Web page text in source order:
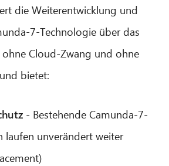
die Weiterentwicklung und
7-Technologie über das
ohne Cloud-Zwang und ohne
bietet:
- Bestehende Camunda-7-
laufen unverändert weiter